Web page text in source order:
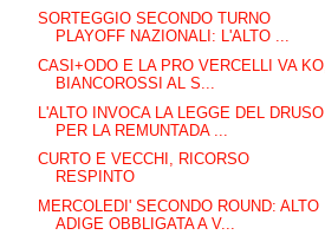
SORTEGGIO SECONDO TURNO
PLAYOFF NAZIONALI: L'ALTO ...
CASI+ODO E LA PRO VERCELLI VA KO,
BIANCOROSSI AL S...
L'ALTO INVOCA LA LEGGE DEL DRUSO
PER LA REMUNTADA ...
CURTO E VECCHI, RICORSO
RESPINTO
MERCOLEDI' SECONDO ROUND: ALTO
ADIGE OBBLIGATA A V...